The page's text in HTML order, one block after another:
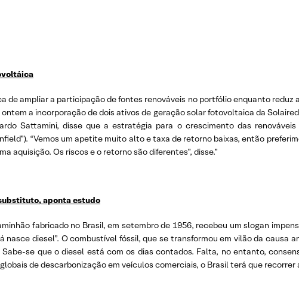
de ampliar a participação de fontes renováveis no portfólio enquanto
a incorporação de dois ativos de geração solar fotovoltaica da
Sattamini, disse que a estratégia para o crescimento das
“Vemos um apetite muito alto e taxa de retorno baixas, então
aquisição. Os riscos e o retorno são diferentes”, disse.”
aponta estudo
fabricado no Brasil, em setembro de 1956, recebeu um slogan
nasce diesel”. O combustível fóssil, que se transformou em vilão da causa
se que o diesel está com os dias contados. Falta, no entanto,
de descarbonização em veículos comerciais, o Brasil terá que